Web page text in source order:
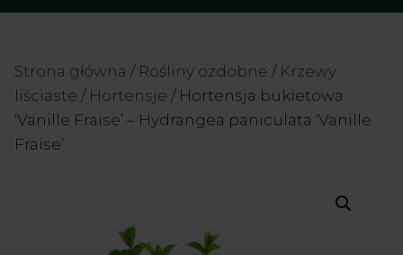
Strona główna / Rośliny ozdobne / Krzewy
liściaste / Hortensje / Hortensja bukietowa
‘Vanille Fraise’ – Hydrangea paniculata ‘Vanille
Fraise’